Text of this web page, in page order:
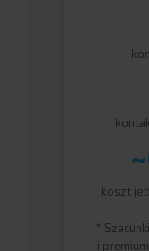
koszt
*
i